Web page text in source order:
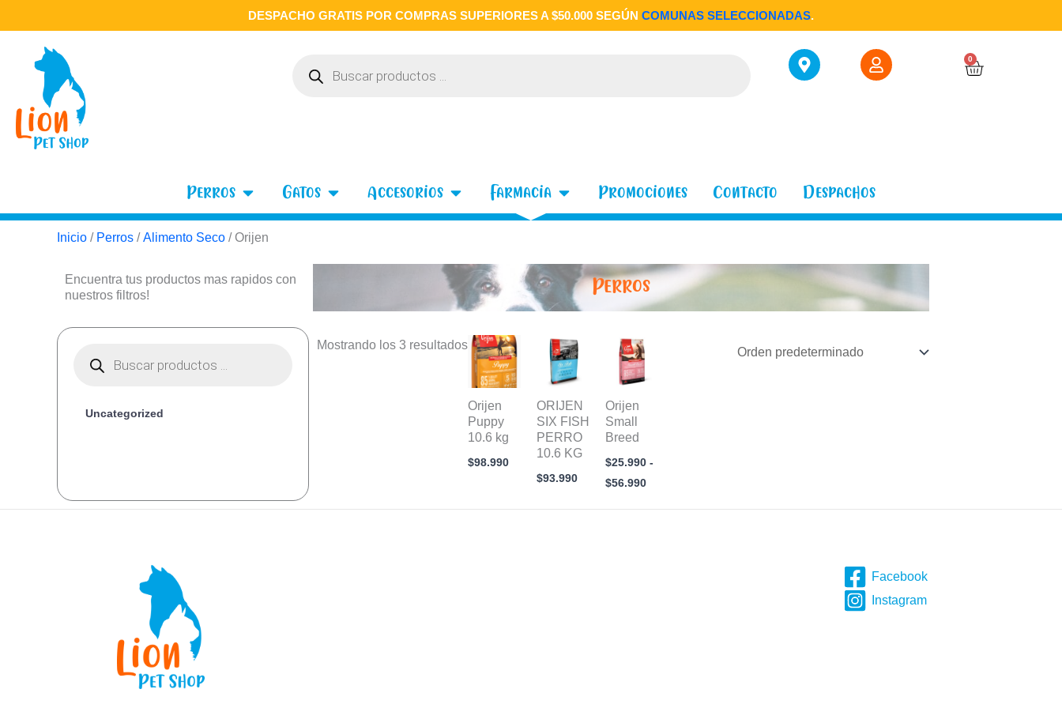
al
contenido
DESPACHO GRATIS POR COMPRAS SUPERIORES A $50.000 SEGÚN COMUNAS SELECCIONADAS.
productos
0
Cart
Perros Open Perros
Gatos Open GatosAccesorios Open Accesorios
Farmacia Open Farmacia
Promociones Contacto Despachos
Inicio / Perros /Alimento Seco / Orijen
Encuentra tus productos mas rapidos con
nuestros filtros!
Perros
productos
Uncategorized
Mostrando los 3 resultados
Orijen
Puppy
10.6 kg
$98.990
ORIJEN
SIX FISH
PERRO
10.6 KG
$93.990
Orijen
Small
Breed
$25.990 -
$56.990
desde
Facebook
Instagram